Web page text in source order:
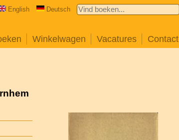
English Deutsch
Winkelwagen Vacatures Contact